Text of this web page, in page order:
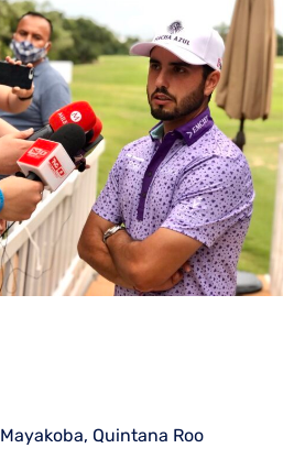
Mayakoba, Quintana Roo